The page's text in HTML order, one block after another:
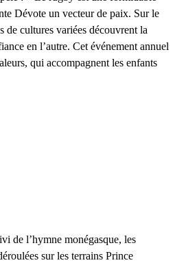
Dévote un vecteur de paix. Sur le
de cultures variées découvrent la
en l’autre. Cet événement annuel
qui accompagnent les enfants
de l’hymne monégasque, les
sur les terrains Prince